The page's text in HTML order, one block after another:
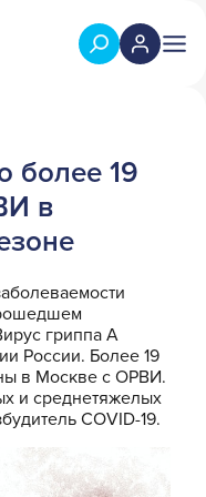
более 19
в
гриппа А
России. Более 19
в Москве с ОРВИ.
и среднетяжелых
COVID-19.